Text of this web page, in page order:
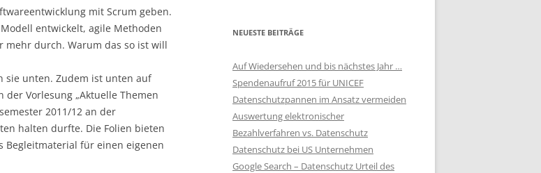
WIE WICHTIG IST DATENSCHUTZ?
HAUPTPRINZIPIEN DES
DATENSCHUTZ
INTERNER
DATENSCHUTZBEAUFTRAGTER
mit Scrum geben.
entwickelt, agile Methoden
mehr durch. Warum das so ist will
sie unten. Zudem ist unten auf
Vorlesung „Aktuelle Themen
2011/12 an der
halten durfte. Die Folien bieten
Begleitmaterial für einen eigenen
NEUESTE BEITRÄGE
Auf Wiedersehen und bis nächstes Jahr …
Spendenaufruf 2015 für UNICEF
Datenschutzpannen im Ansatz vermeiden
Auswertung elektronischer
Bezahlverfahren vs. Datenschutz
Datenschutz bei US Unternehmen
Google Search – Datenschutz Urteil des